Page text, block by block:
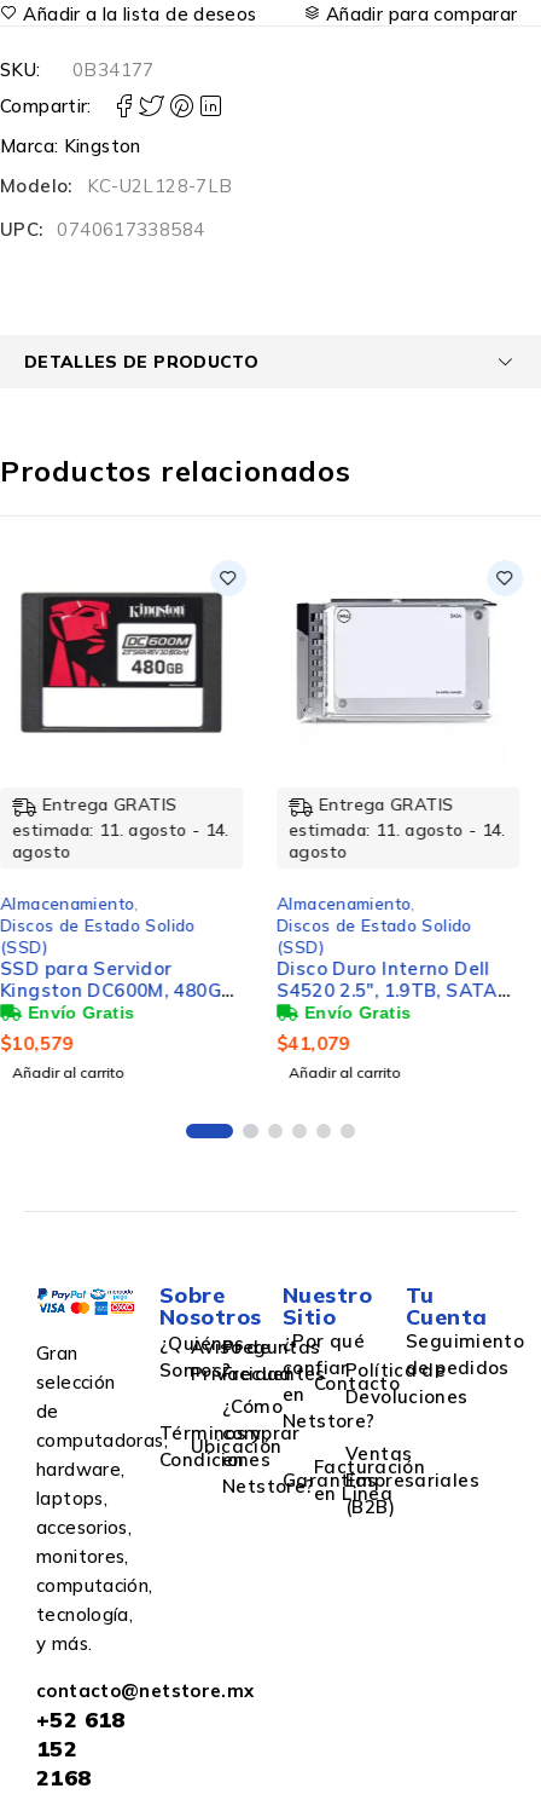
Añadir a la lista de deseos Añadir para comparar
SKU:
0B34177
Compartir:
Marca: Kingston
Modelo:
KC-U2L128-7LB
UPC:
0740617338584
DETALLES DE PRODUCTO
Productos relacionados
Entrega GRATIS
estimada: 11. agosto - 14.
agosto
Almacenamiento
Discos de Estado Solido
(SSD)
Disco Duro Interno Dell
S4520 2.5", 1.9TB, SATA
III, 6 Gbit/s, 5400RPM, No
disponible Caché
$41,079
Añadir al carrito
Entrega GRATIS
estimada: 11. agosto - 14.
agosto
Almacenamiento
Discos Duros
SSD ESTADO SOLIDO
KINGSTON PORTATIL 2TB
XS1000 USB 3.2 GEN 2
$6,245
Añadir al carrito
Gran
selección
de
computadoras,
hardware,
laptops,
accesorios,
monitores,
computación,
tecnología,
y más.
contacto@netstore.mx
+52 618
152
2168
Sobre
Nosotros
¿Quiénes
Somos?
Aviso de
Privacidad
Preguntas
Frecuentes
Términos y
Condiciones
Ubicación
¿Cómo
comprar
en
Netstore?
Nuestro
Sitio
¿Por qué
confiar
en
Netstore?
Contacto
Política de
Devoluciones
Garantías
Facturación
en Linea
Ventas
Empresariales
(B2B)
Tu
Cuenta
Seguimiento
de pedidos